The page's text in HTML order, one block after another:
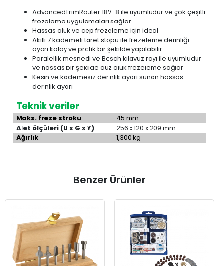
AdvancedTrimRouter 18V-8 ile uyumludur ve çok çeşitli
frezeleme uygulamaları sağlar
Hassas oluk ve cep frezeleme için ideal
Akıllı 7 kademeli taret stopu ile frezeleme derinliği
ayarı kolay ve pratik bir şekilde yapılabilir
Paralellik mesnedi ve Bosch kılavuz rayı ile uyumludur
ve hassas bir şekilde düz oluk frezeleme sağlar
Kesin ve kademesiz derinlik ayarı sunan hassas
derinlik ayarı
Teknik veriler
Maks. freze stroku
45 mm
Alet ölçüleri (U x G x Y)
256 x 120 x 209 mm
Ağırlık
1,300 kg
Benzer Ürünler